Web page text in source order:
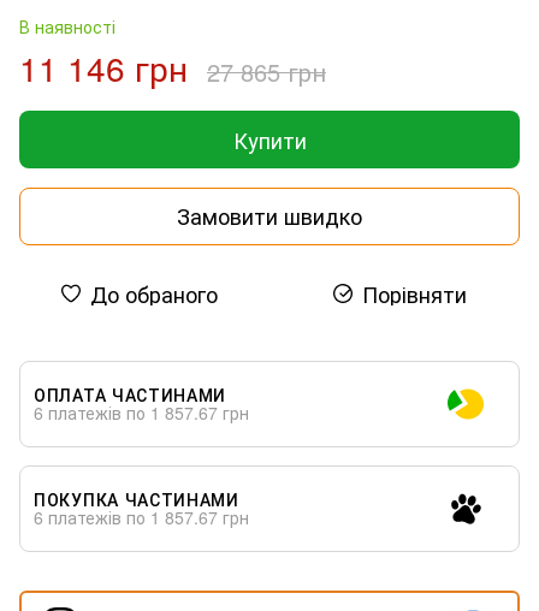
В наявності
11 146 грн 27 865 грн
Купити
Замовити швидко
До обраного Порівняти
ОПЛАТА ЧАСТИНАМИ
6 платежів по 1 857.67 грн
ПОКУПКА ЧАСТИНАМИ
6 платежів по 1 857.67 грн